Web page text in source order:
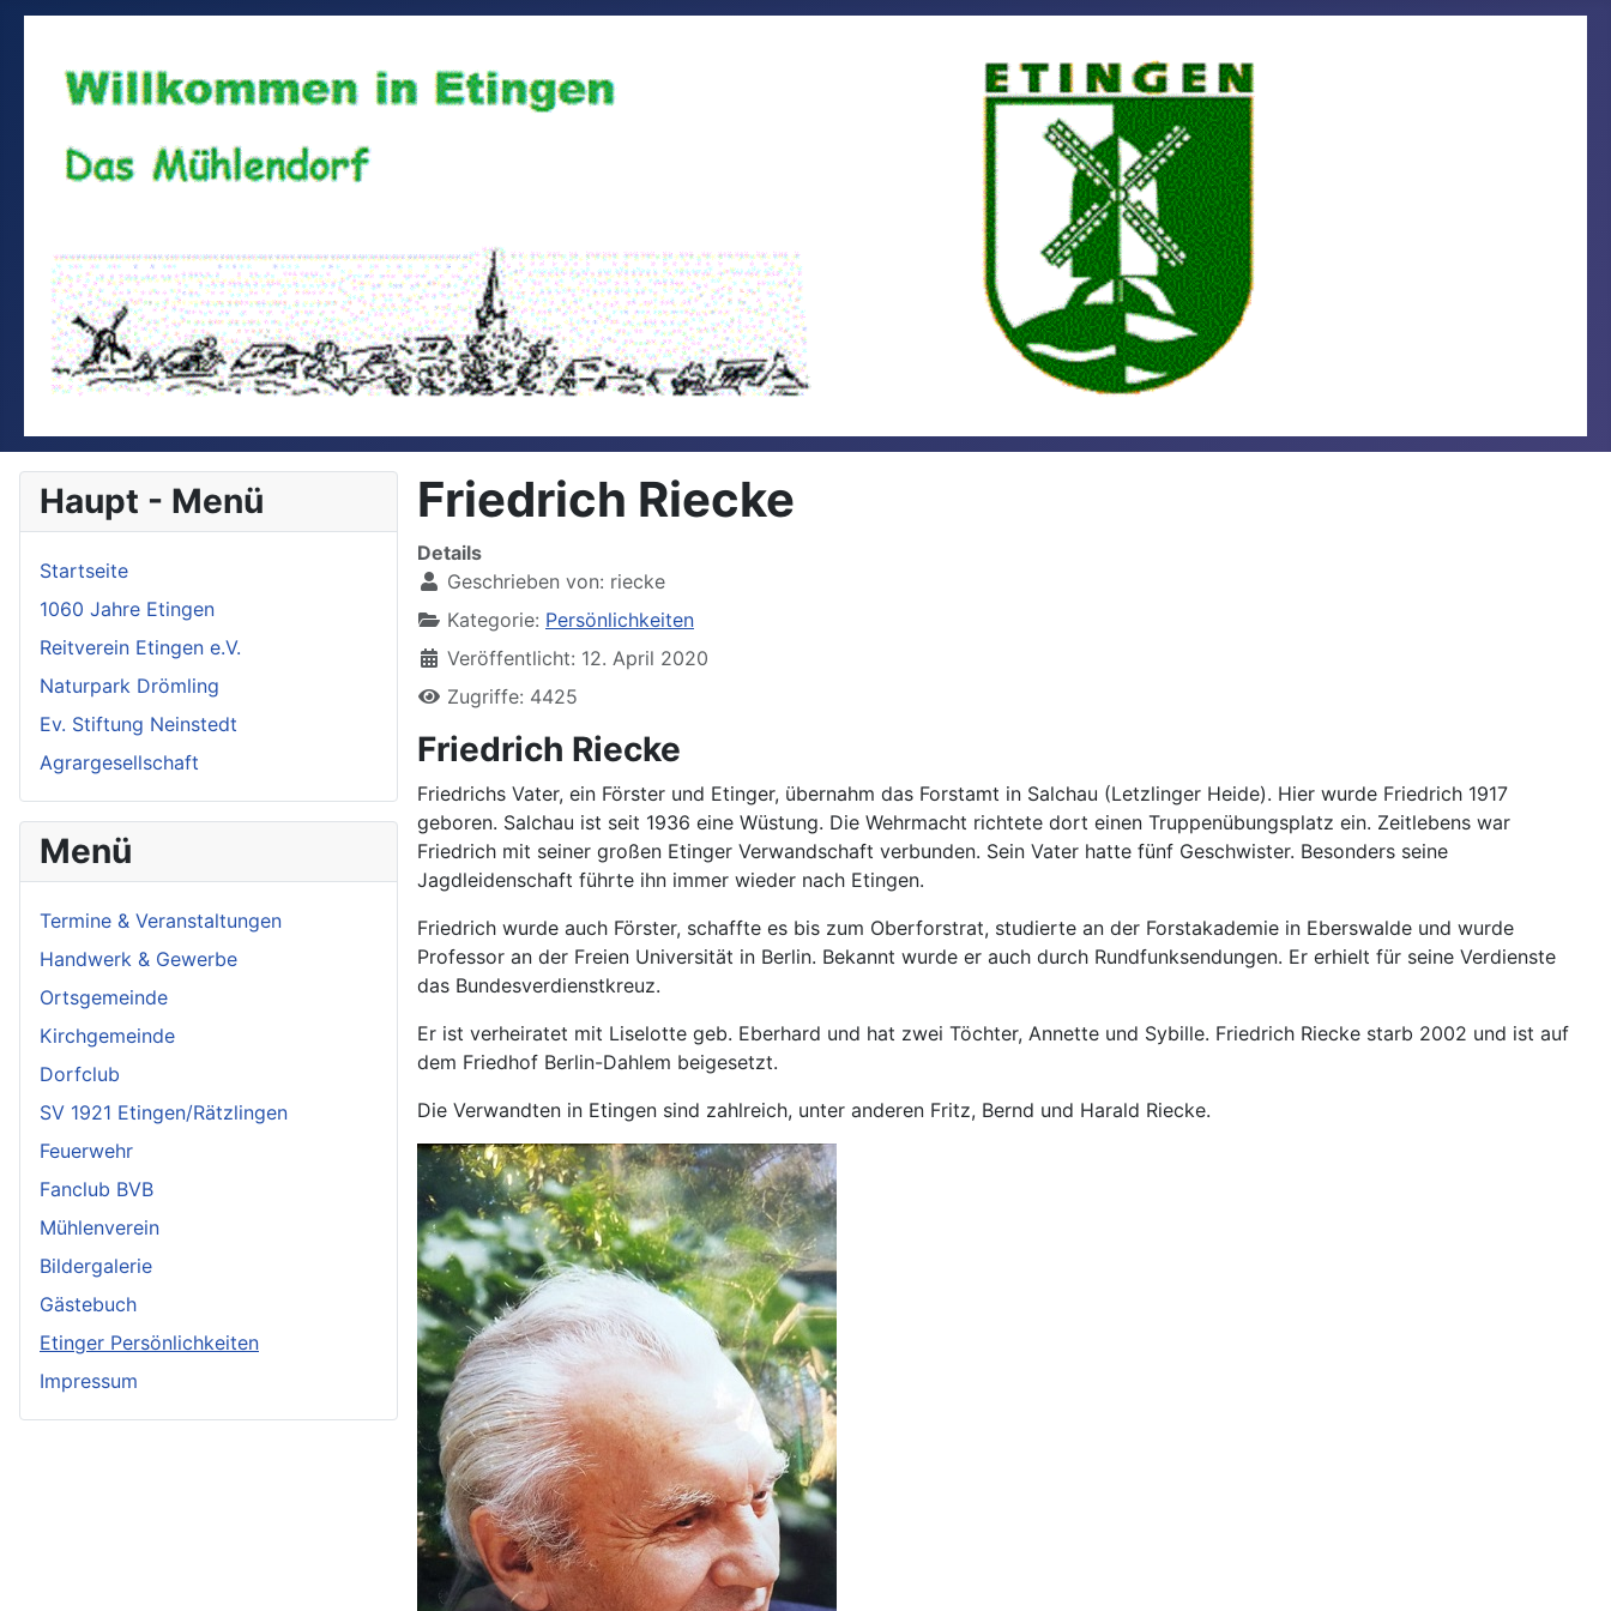
Haupt - Menü
Startseite
1060 Jahre Etingen
Reitverein Etingen e.V.
Naturpark Drömling
Ev. Stiftung Neinstedt
Agrargesellschaft
Menü
Termine & Veranstaltungen
Handwerk & Gewerbe
Ortsgemeinde
Kirchgemeinde
Dorfclub
SV 1921 Etingen/Rätzlingen
Feuerwehr
Fanclub BVB
Mühlenverein
Bildergalerie
Gästebuch
Etinger Persönlichkeiten
Impressum
Friedrich Riecke
Details
Geschrieben von: riecke
Kategorie: Persönlichkeiten
Veröffentlicht: 12. April 2020
Zugriffe: 4425
Friedrich Riecke
Friedrichs Vater, ein Förster und Etinger, übernahm das Forstamt in Salchau (Letzlinger Heide). Hier wurde Friedrich 1917
geboren. Salchau ist seit 1936 eine Wüstung. Die Wehrmacht richtete dort einen Truppenübungsplatz ein. Zeitlebens war
Friedrich mit seiner großen Etinger Verwandschaft verbunden. Sein Vater hatte fünf Geschwister. Besonders seine
Jagdleidenschaft führte ihn immer wieder nach Etingen.
Friedrich wurde auch Förster, schaffte es bis zum Oberforstrat, studierte an der Forstakademie in Eberswalde und wurde
Professor an der Freien Universität in Berlin. Bekannt wurde er auch durch Rundfunksendungen. Er erhielt für seine Verdienste
das Bundesverdienstkreuz.
Er ist verheiratet mit Liselotte geb. Eberhard und hat zwei Töchter, Annette und Sybille. Friedrich Riecke starb 2002 und ist auf
dem Friedhof Berlin-Dahlem beigesetzt.
Die Verwandten in Etingen sind zahlreich, unter anderen Fritz, Bernd und Harald Riecke.